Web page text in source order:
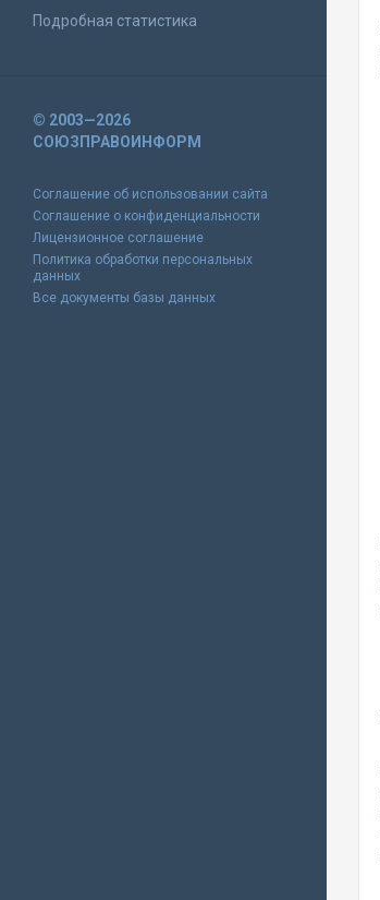
Подробная статистика
© 2003—2026
СОЮЗПРАВОИНФОРМ
Соглашение об использовании сайта
Соглашение о конфиденциальности
Лицензионное соглашение
Политика обработки персональных
данных
Все документы базы данных